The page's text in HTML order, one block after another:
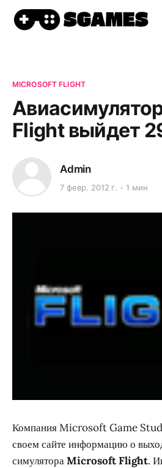
MICROSOFT FLIGHT
Flight выйдет
Admin
7 февр. 2012 г. 1 мин
Компания Microsoft Game
своем сайте информацию о
симулятораMicrosoft Flight.